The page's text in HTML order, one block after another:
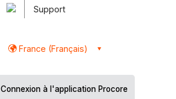
Support
France (Français)
Connexion à l'application Procore